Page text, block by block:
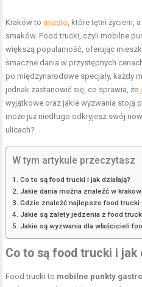
Kraków tomiasto , które tętni życiem,
smaków. Food trucki, czyli mobilne
większą popularność, oferując
smaczne dania w przystępnych
po międzynarodowe specjały, każdy
jednak zastanowić się, co sprawia, że
wyjątkowe oraz jakie wyzwania stoją
może już niedługo odkryjesz swój
ulicach?
W tym artykule przeczytasz
Co to są food trucki i jak działają?
Jakie dania można znaleźć w
Gdzie znaleźć najlepsze food trucki
Jakie są zalety jedzenia z food
Jakie są wyzwania dla właścicieli
Co to są food trucki i jak
Food trucki to mobilne punkty